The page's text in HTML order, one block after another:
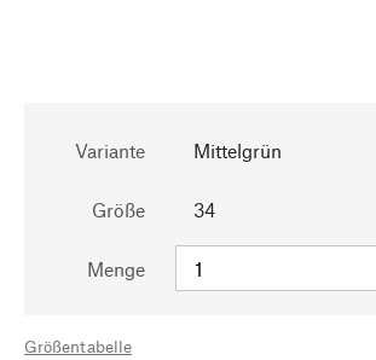
Variante Mittelgrün
Größe 34
Menge
Größentabelle